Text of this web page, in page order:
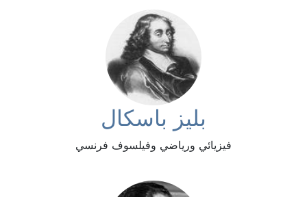
بليز باسكال
فيزيائي ورياضي وفيلسوف فرنسي